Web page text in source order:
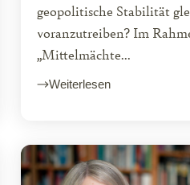
geopolitische Stabilität
voranzutreiben? Im
„Mittelmächte...
Weiterlesen